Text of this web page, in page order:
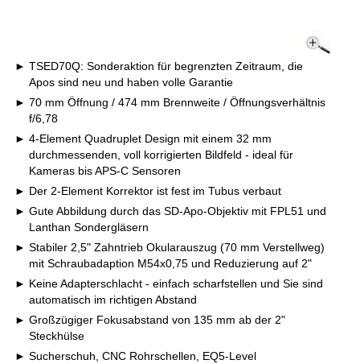
TSED70Q: Sonderaktion für begrenzten Zeitraum, die
Apos sind neu und haben volle Garantie
70 mm Öffnung / 474 mm Brennweite / Öffnungsverhältnis
f/6,78
4-Element Quadruplet Design mit einem 32 mm
durchmessenden, voll korrigierten Bildfeld - ideal für
Kameras bis APS-C Sensoren
Der 2-Element Korrektor ist fest im Tubus verbaut
Gute Abbildung durch das SD-Apo-Objektiv mit FPL51 und
Lanthan Sondergläsern
Stabiler 2,5" Zahntrieb Okularauszug (70 mm Verstellweg)
mit Schraubadaption M54x0,75 und Reduzierung auf 2"
Keine Adapterschlacht - einfach scharfstellen und Sie sind
automatisch im richtigen Abstand
Großzügiger Fokusabstand von 135 mm ab der 2"
Steckhülse
Sucherschuh, CNC Rohrschellen, EQ5-Level